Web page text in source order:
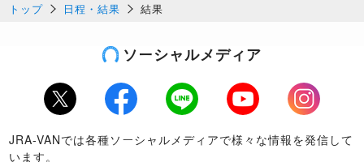
トップ 日程・結果 結果
ソーシャルメディア
Twitter Facebook LINE Youtube
Instagram
JRA-VANでは各種ソーシャルメディアで様々な情報を発信して
います。